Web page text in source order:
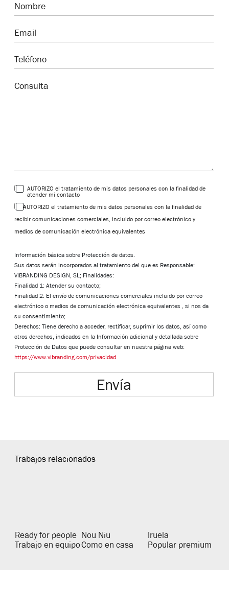
AUTORIZO el tratamiento de mis datos personales con la finalidad de
atender mi contacto
AUTORIZO el tratamiento de mis datos personales con la finalidad de
recibir comunicaciones comerciales, incluido por correo electrónico y
medios de comunicación electrónica equivalentes
Información básica sobre Protección de datos.
Sus datos serán incorporados al tratamiento del que es Responsable:
VIBRANDING DESIGN, SL; Finalidades:
Finalidad 1: Atender su contacto;
Finalidad 2: El envío de comunicaciones comerciales incluido por correo
electrónico o medios de comunicación electrónica equivalentes , si nos da
su consentimiento;
Derechos: Tiene derecho a acceder, rectificar, suprimir los datos, así como
otros derechos, indicados en la Información adicional y detallada sobre
Protección de Datos que puede consultar en nuestra página web:
https://www.vibranding.com/privacidad
Envía
Trabajos relacionados
Ready for people
Trabajo en equipo
Nou Niu
Como en casa
Iruela
Popular premium